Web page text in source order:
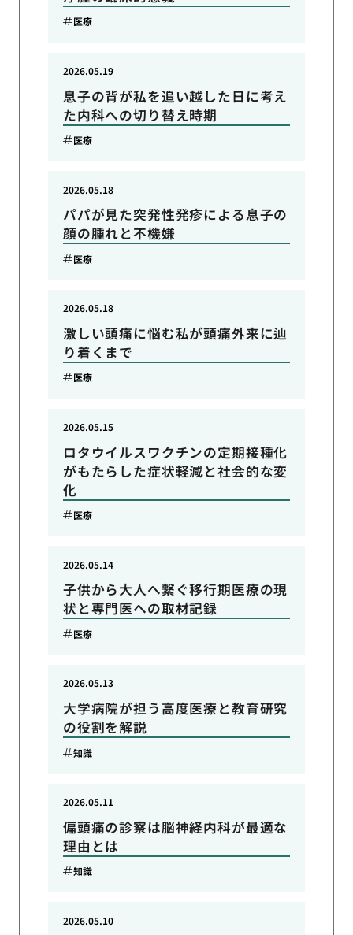
医療
息子の背が私を追い越した日に考え
た内科への切り替え時期
2026.05.19
医療
パパが見た突発性発疹による息子の
顔の腫れと不機嫌
2026.05.18
医療
激しい頭痛に悩む私が頭痛外来に辿
り着くまで
2026.05.18
医療
ロタウイルスワクチンの定期接種化
がもたらした症状軽減と社会的な変
化
2026.05.15
医療
子供から大人へ繋ぐ移行期医療の現
状と専門医への取材記録
2026.05.14
医療
大学病院が担う高度医療と教育研究
の役割を解説
2026.05.13
知識
偏頭痛の診察は脳神経内科が最適な
理由とは
2026.05.11
知識
2026.05.10